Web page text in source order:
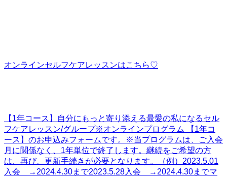
オンラインセルフケアレッスンはこちら♡
【1年コース】自分にもっと寄り添える最愛の私になるセル
フケアレッスン/グループ※オンラインプログラム 【1年コ
ース】のお申込みフォームです。※当プログラムは、ご入会
月に関係なく、1年単位で終了します。継続をご希望の方
は、再び、更新手続きが必要となります。（例）2023.5.01
入会 →2024.4.30まで2023.5.28入会 →2024.4.30までマ